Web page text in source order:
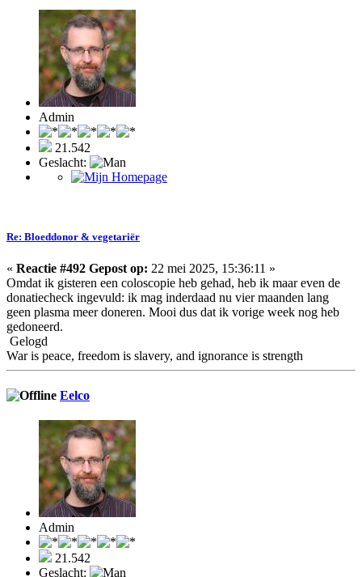
Admin
21.542
Geslacht:
Re: Bloeddonor & vegetariër
« Reactie #492 Gepost op: 22 mei 2025, 15:36:11 »
Omdat ik gisteren een coloscopie heb gehad, heb ik maar even de
donatiecheck ingevuld: ik mag inderdaad nu vier maanden lang
geen plasma meer doneren. Mooi dus dat ik vorige week nog heb
gedoneerd.
Gelogd
War is peace, freedom is slavery, and ignorance is strength
Eelco
Admin
21.542
Geslacht: